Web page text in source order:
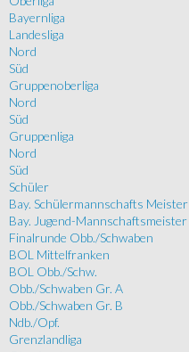
Bayernliga
Landesliga
Nord
Süd
Gruppenoberliga
Nord
Süd
Gruppenliga
Nord
Süd
Schüler
Bay. Schülermannschafts Meister
Bay. Jugend-Mannschaftsmeister
Finalrunde Obb./Schwaben
BOL Mittelfranken
BOL Obb./Schw.
Obb./Schwaben Gr. A
Obb./Schwaben Gr. B
Ndb./Opf.
Grenzlandliga